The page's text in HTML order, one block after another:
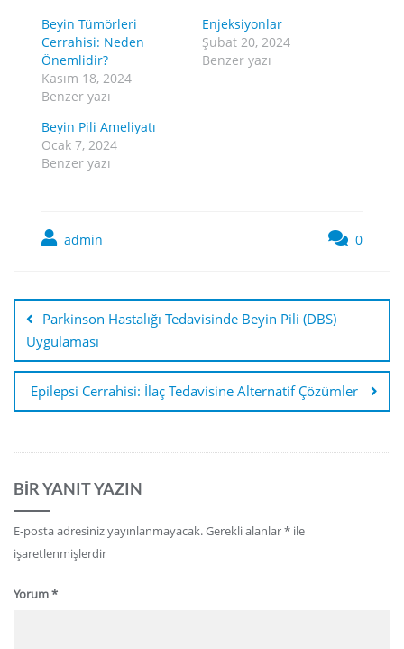
Beyin Tümörleri
Cerrahisi: Neden
Önemlidir?
Kasım 18, 2024
Benzer yazı
Enjeksiyonlar
Şubat 20, 2024
Benzer yazı
Beyin Pili Ameliyatı
Ocak 7, 2024
Benzer yazı
admin 0
Parkinson Hastalığı Tedavisinde Beyin Pili (DBS)
Uygulaması
Epilepsi Cerrahisi: İlaç Tedavisine Alternatif Çözümler
BIR YANIT YAZIN
E-posta adresiniz yayınlanmayacak.Gerekli alanlar* ile
işaretlenmişlerdir
Yorum*